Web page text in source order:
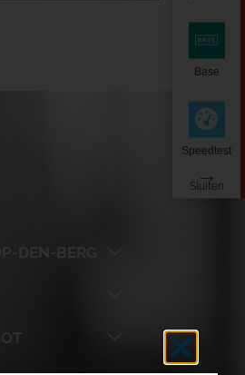
DEN-BERG
Base
Speedtest